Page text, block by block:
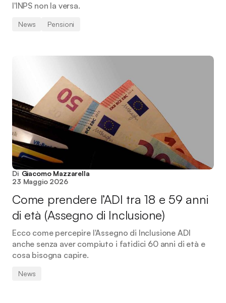
l'INPS non la versa.
News Pensioni
Di Giacomo Mazzarella
23 Maggio 2026
Come prendere l’ADI tra 18 e 59 anni
di età (Assegno di Inclusione)
Ecco come percepire l'Assegno di Inclusione ADI
anche senza aver compiuto i fatidici 60 anni di età e
cosa bisogna capire.
News